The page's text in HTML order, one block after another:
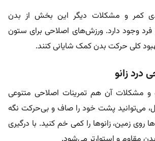
کمر و مشکلات دیگر این بخش از بدن
وجود دارد. ورزش‌های اصلاحی برای ستون
کلی حرکت بدن کمک شایانی کنند.
زانو
و مشکلات آن هم تمرینات اصلاحی متنوعی
می‌توانید پشت خود را صاف و بی‌حرکت نگه
روی زمین، زانوها را کمی خم کنید. با درگیری